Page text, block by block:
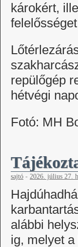
károkért,
repülőgép
hétvégi
Fotó: MH
sajtó - 2026. július 27.
alábbi
ig, melyet